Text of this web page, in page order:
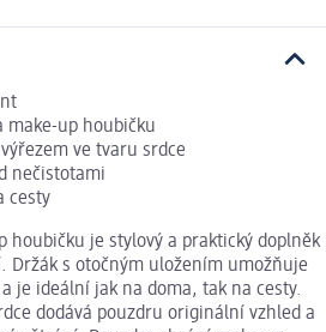
make-up houbičku
ve tvaru srdce
nečistotami
cesty
houbičku je stylový a praktický doplněk
Držák s otočným uložením umožňuje
je ideální jak na doma, tak na cesty.
dodává pouzdru originální vzhled a